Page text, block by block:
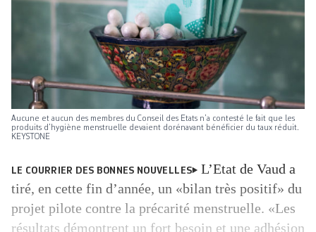
Aucune et aucun des membres du Conseil des Etats n’a contesté le fait que les
produits d’hygiène menstruelle devaient dorénavant bénéficier du taux réduit.
KEYSTONE
LE COURRIER DES BONNES NOUVELLES
L’Etat de Vaud a
tiré, en cette fin d’année, un «bilan très positif» du
projet pilote contre la précarité menstruelle. «Les
résultats démontrent un fort besoin et une adhésion